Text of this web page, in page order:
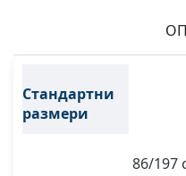
Стандартни
размери
86/197